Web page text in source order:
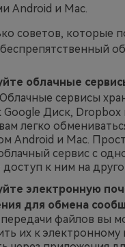
Android и Mac.
советов, которые
облачные
Облачные сервисы
Google Диск, Dropbox
легко
Android и Mac.
сервис с
доступ к ним на
электронную
для обмена
файлов вы
их к электронному